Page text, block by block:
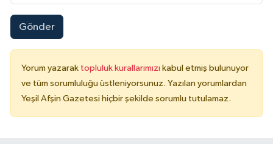
Gönder
Yorum yazarak topluluk kurallarımızı kabul etmiş bulunuyor
ve tüm sorumluluğu üstleniyorsunuz. Yazılan yorumlardan
Yeşil Afşin Gazetesi hiçbir şekilde sorumlu tutulamaz.